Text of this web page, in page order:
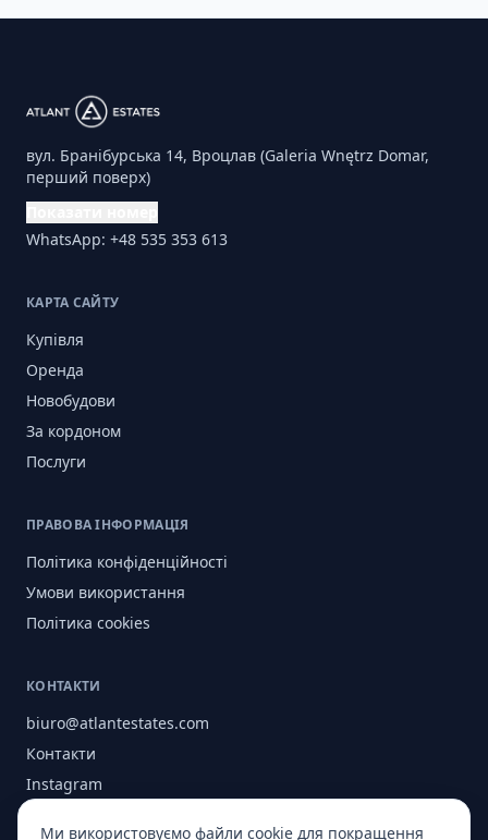
вул. Бранібурська 14, Вроцлав (Galeria Wnętrz Domar,
перший поверх)
WhatsApp: +48 535 353 613
КАРТА САЙТУ
Купівля
Оренда
Новобудови
За кордоном
Послуги
ПРАВОВА ІНФОРМАЦІЯ
Політика конфіденційності
Умови використання
Політика cookies
КОНТАКТИ
biuro@atlantestates.com
Контакти
Instagram
Ми використовуємо файли cookie для покращення